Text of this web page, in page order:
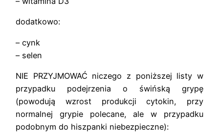
dodatkowo:
– cynk
– selen
NIE PRZYJMOWAĆ niczego z poniższej listy w
przypadku podejrzenia o świńską grypę
(powodują wzrost produkcji cytokin, przy
normalnej grypie polecane, ale w przypadku
podobnym do hiszpanki niebezpieczne):